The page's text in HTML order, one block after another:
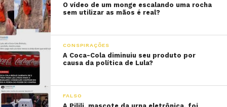
O vídeo de um monge escalando uma rocha
sem utilizar as mãos é real?
CONSPIRAÇÕES
A Coca-Cola diminuiu seu produto por
causa da política de Lula?
FALSO